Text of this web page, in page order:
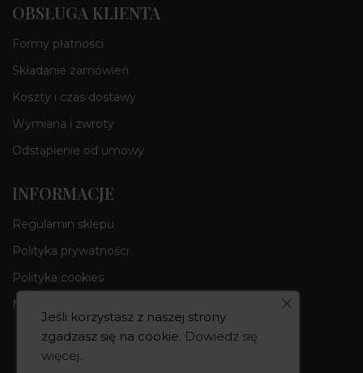
OBSŁUGA KLIENTA
Formy płatności
Składanie zamówień
Koszty i czas dostawy
Wymiana i zwroty
Odstąpienie od umowy
INFORMACJE
Regulamin sklepu
Polityka prywatności
Polityka cookies
Moje konto
Jeśli korzystasz z naszej strony
zgadzasz się na cookie. Dowiedz się
więcej.